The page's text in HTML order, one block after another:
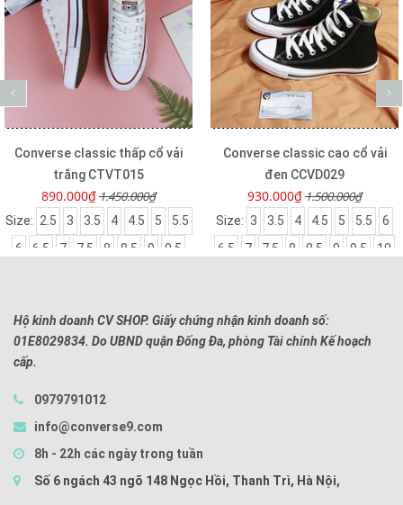
Converse classic thấp cổ vải
trắng CTVT015
890.000₫1.450.000₫
Size: 2.5 3 3.5 4 4.5 5
5.5
6
6.5 7 7.5 8 8.5 9
9.5
Converse classic cao cổ vải
đen CCVD029
930.000₫1.500.000₫
Size: 3 3.5 4 4.5 5 5.5
6
6.5
7 7.5 8 8.5 9 9.5 10
Hộ kinh doanh CV SHOP. Giấy chứng nhận kinh doanh số:
01E8029834. Do UBND quận Đống Đa, phòng Tài chính Kế hoạch
cấp.
0979791012
info@converse9.com
8h - 22h các ngày trong tuần
Số 6 ngách 43 ngõ 148 Ngọc Hồi, Thanh Trì, Hà Nội,